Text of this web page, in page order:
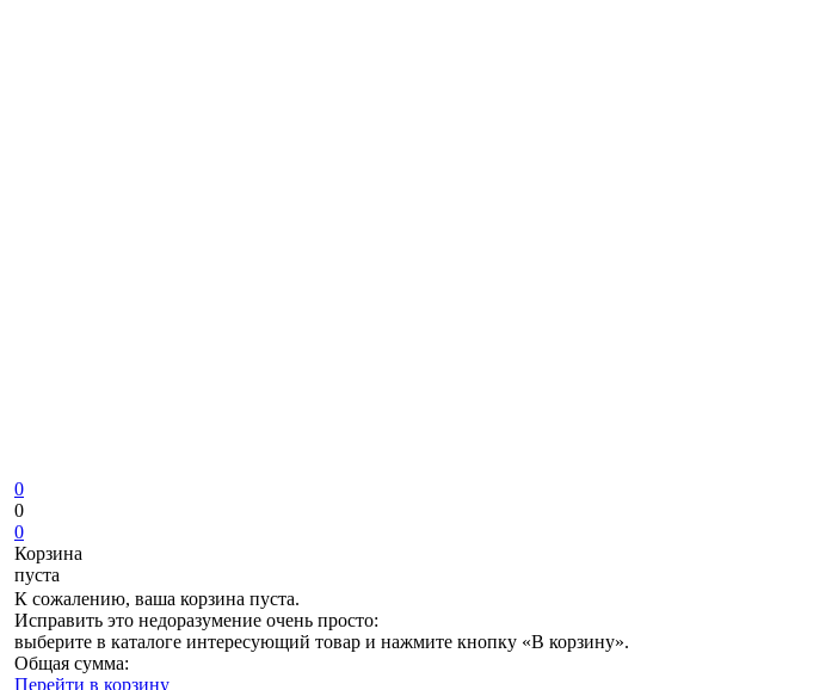
0
0
0
Корзина
пуста
К сожалению, ваша корзина пуста.
Исправить это недоразумение очень просто:
выберите в каталоге интересующий товар и нажмите кнопку «В корзину».
Общая сумма:
Перейти в корзину